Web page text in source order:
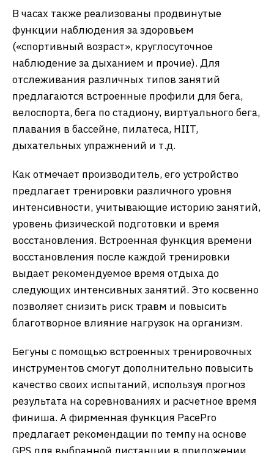
В часах также реализованы продвинутые
функции наблюдения за здоровьем
(«спортивный возраст», круглосуточное
наблюдение за дыханием и прочие). Для
отслеживания различных типов занятий
предлагаются встроенные профили для бега,
велоспорта, бега по стадиону, виртуального бега,
плавания в бассейне, пилатеса, HIIT,
дыхательных упражнений и т.д.
Как отмечает производитель, его устройство
предлагает тренировки различного уровня
интенсивности, учитывающие историю занятий,
уровень физической подготовки и время
восстановления. Встроенная функция времени
восстановления после каждой тренировки
выдает рекомендуемое время отдыха до
следующих интенсивных занятий. Это косвенно
позволяет снизить риск травм и повысить
благотворное влияние нагрузок на организм.
Бегуны с помощью встроенных тренировочных
инструментов смогут дополнительно повысить
качество своих испытаний, используя прогноз
результата на соревнованиях и расчетное время
финиша. А фирменная функция PacePro
предлагает рекомендации по темпу на основе